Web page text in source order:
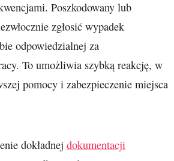
Poszkodowany lub
zgłosić wypadek
odpowiedzialnej za
To umożliwia szybką reakcję, w
pomocy i zabezpieczenie miejsca
dokładnej dokumentacji